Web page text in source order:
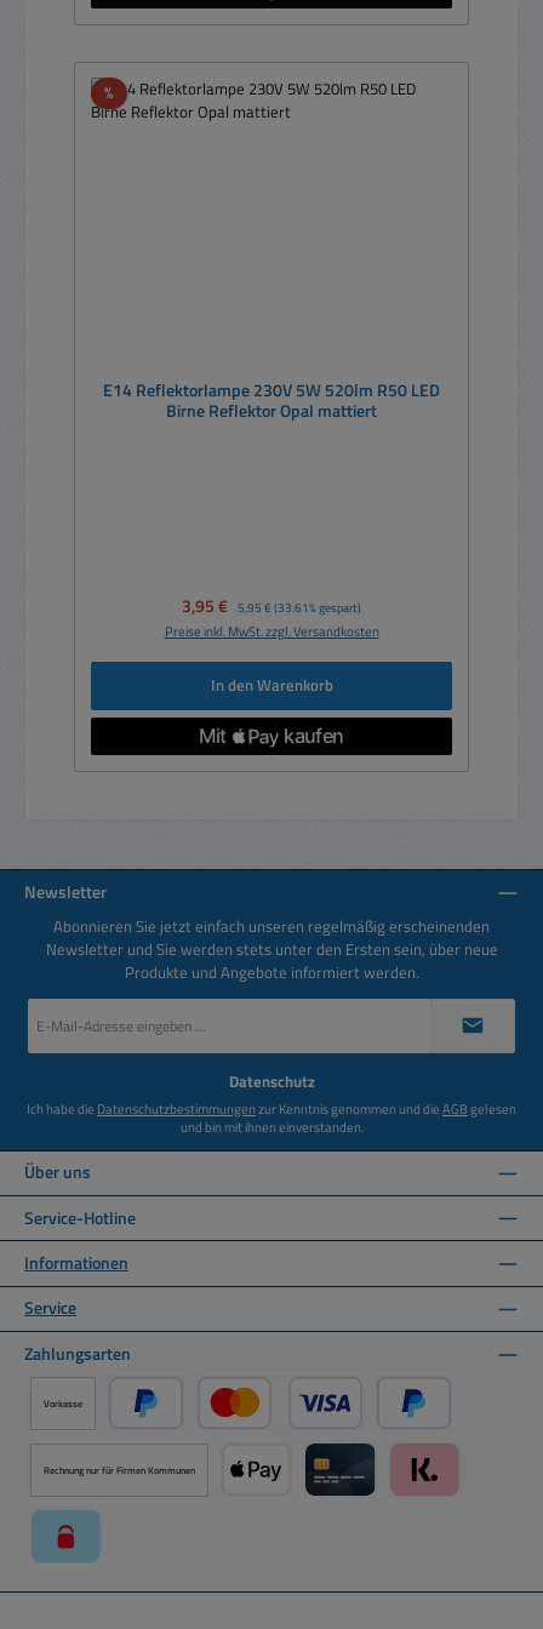
%Rabatt
E14 Reflektorlampe 230V 5W 520lm R50 LED
Birne Reflektor Opal mattiert
Verkaufspreis:
3,95 € Regulärer Preis:
5,95 € (33.61% gespart)
Preise inkl. MwSt. zzgl. Versandkosten
In den Warenkorb
Newsletter
Abonnieren Sie jetzt einfach unseren regelmäßig erscheinenden
Newsletter und Sie werden stets unter den Ersten sein, über neue
Produkte und Angebote informiert werden.
Mail-
Datenschutz
Ich habe die Datenschutzbestimmungenzur Kenntnis genommen und dieAGBgelesen
und bin mit ihnen einverstanden.
Über uns
Service-Hotline
Informationen
Service
Zahlungsarten
Vorkasse
PayPal Kredit- oder Debitkarte über PayPal
Später Bezahlen
Rechnung nur für Firmen Kommunen